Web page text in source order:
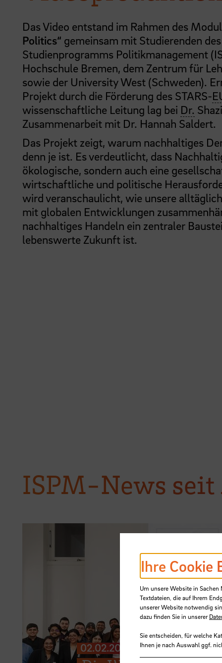
Das Video entstand im Rahmen des
Politics“ gemeinsam mit Studierenden
Studienprogramms Politikmanagement
Hochschule Bremen, dem Zentrum für
sowie der University West (Schweden).
Projekt durch die Förderung des STARS-
wissenschaftliche Leitung lag bei Dr.
Zusammenarbeit mit Dr. Hannah Saldert.
Das Projekt zeigt, warum nachhaltiges
denn je ist. Es verdeutlicht, dass
ökologische, sondern auch eine
wirtschaftliche und politische
wird veranschaulicht, wie unsere
mit globalen Entwicklungen
nachhaltiges Handeln ein zentraler
lebenswerte Zukunft ist.
ISPM-News seit
02.02.2026
Ihre Cookie
Um unsere Website in
Textdateien, die auf Ihrem
unserer Website notwendig
dazu finden Sie in unserer
Sie entscheiden, für welche
Ihnen je nach Auswahl ggf.